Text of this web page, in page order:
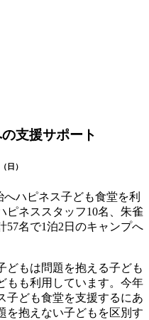
支援サポート
日）
へハピネス子ども食堂を利
ピネススタッフ10名、朱雀
57名で1泊2日のキャンプへ
どもは問題を抱える子ども
もも利用しています。今年
子ども食堂を支援するにあ
を抱えない子どもを区別す